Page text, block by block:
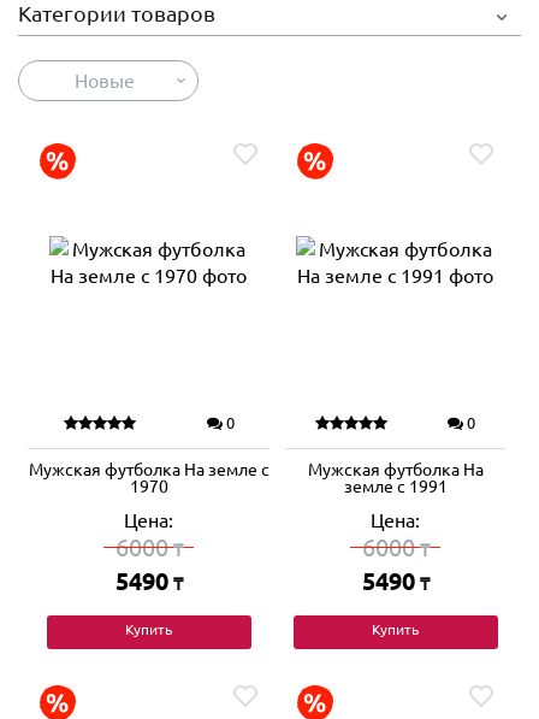
Категории товаров
Новые
0
Мужская футболка На земле с
1970
Цена:
6000₸
5490 ₸
Купить
0
Мужская футболка На
земле с 1991
Цена:
6000₸
5490 ₸
Купить